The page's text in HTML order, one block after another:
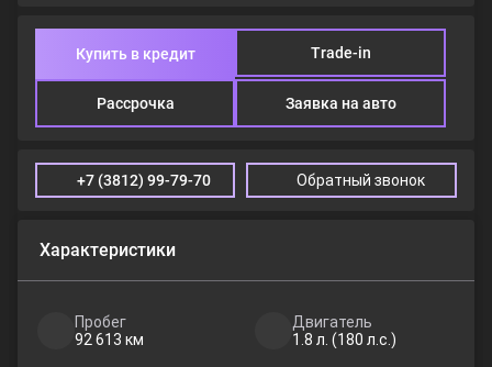
Характеристики
Пробег
92 613 км
Двигатель
1.8 л. (180 л.с.)
Купить в кредит Trade-in
Рассрочка Заявка на авто
+7 (3812) 99-79-70 Обратный звонок